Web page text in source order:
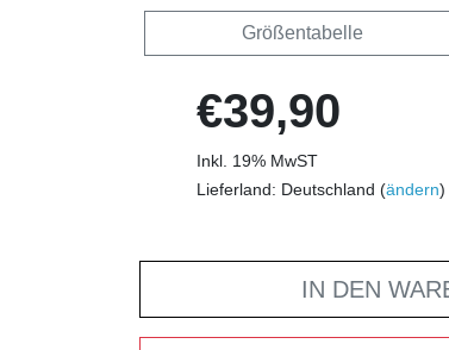
Größentabelle
€39,90
Inkl. 19% MwST
Lieferland: Deutschland (ändern)
IN DEN